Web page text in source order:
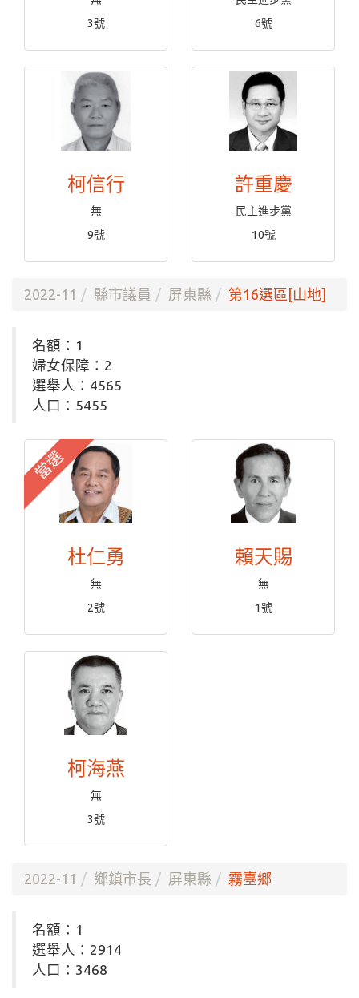
3號
6號
柯信行
無
9號
許重慶
民主進步黨
10號
2022-11 縣市議員 屏東縣 第16選區[山地]
名額：1
婦女保障：2
選舉人：4565
人口：5455
當選
杜仁勇
無
2號
賴天賜
無
1號
柯海燕
無
3號
2022-11 鄉鎮市長 屏東縣 霧臺鄉
名額：1
選舉人：2914
人口：3468